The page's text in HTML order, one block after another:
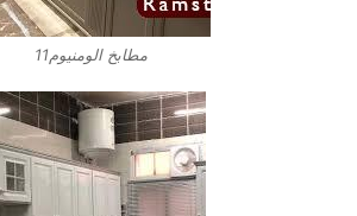
مطابخ الومنيوم11